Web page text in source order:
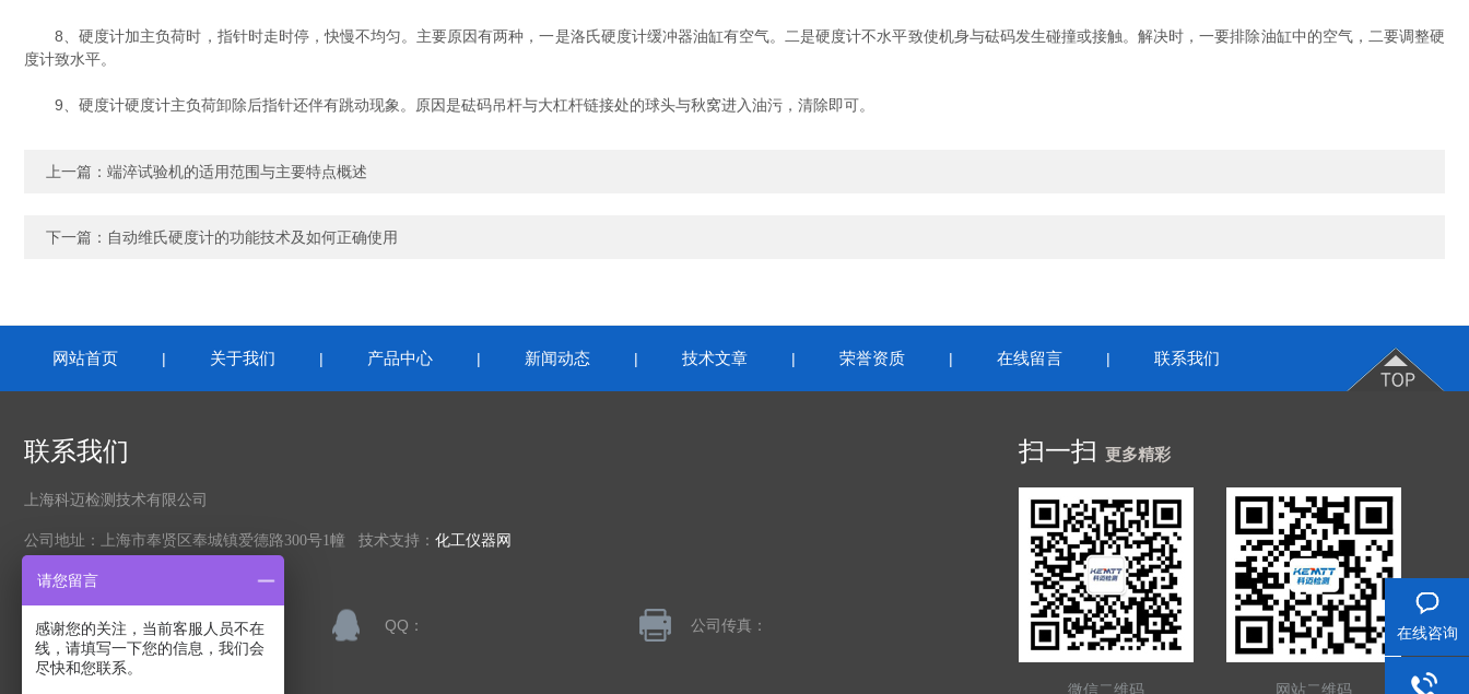
8、硬度计加主负荷时，指针时走时停，快慢不均匀。主要原因有两种，一是洛氏硬度计缓冲器油缸有空气。二是硬度计不水平致使机身与砝码发生碰撞或接触。解决时，一要排除油缸中的空气，二要调整硬
度计致水平。
9、硬度计硬度计主负荷卸除后指针还伴有跳动现象。原因是砝码吊杆与大杠杆链接处的球头与秋窝进入油污，清除即可。
上一篇： 端淬试验机的适用范围与主要特点概述
下一篇： 自动维氏硬度计的功能技术及如何正确使用
网站首页 | 关于我们 | 产品中心 | 新闻动态 | 技术文章 | 荣誉资质 | 在线留言 | 联系我们
联系我们
上海科迈检测技术有限公司
公司地址：上海市奉贤区奉城镇爱德路300号1幢 技术支持： 化工仪器网
联系人：吕经理 QQ： 公司传真：
扫一扫 更多精彩
微信二维码 网站二维码
在线咨询
请您留言
感谢您的关注，当前客服人员不在
线，请填写一下您的信息，我们会
尽快和您联系。